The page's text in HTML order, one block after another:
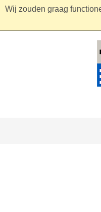
Wij zouden graag